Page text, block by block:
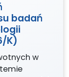
badań
K)
w